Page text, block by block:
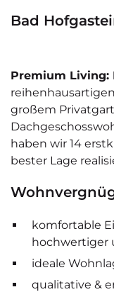
Bad
Premium Living:
großem
haben wir 14
bester Lage
komfortable
hochwertiger
ideale
qualitative &